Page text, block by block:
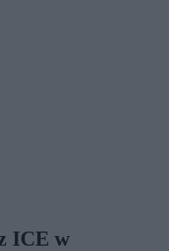
ICE w